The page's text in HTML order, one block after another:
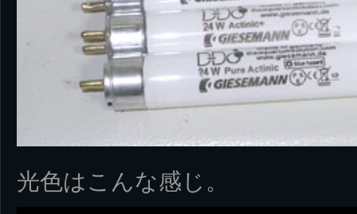
光色はこんな感じ。